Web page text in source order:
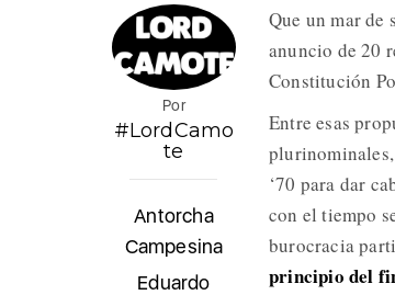
Por
#LordCamo
te
Antorcha
Campesina
Eduardo
Que un mar de
anuncio de 20
Constitución
Entre esas
‘70 para dar
con el tiempo
burocracia
principio del